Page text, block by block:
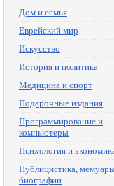
Дом и семья
Еврейский мир
Искусство
История и политика
Медицина и спорт
Подарочные издания
Программирование и
компьютеры
Психология и
Публицистика,
биографии